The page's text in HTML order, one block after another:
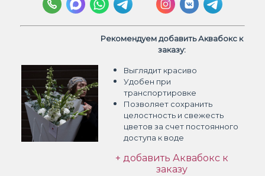
Рекомендуем добавить Аквабокс к
заказу:
Выглядит красиво
Удобен при
транспортировке
Позволяет сохранить
целостность и свежесть
цветов за счет постоянного
доступа к воде
+ добавить Аквабокс к
заказу